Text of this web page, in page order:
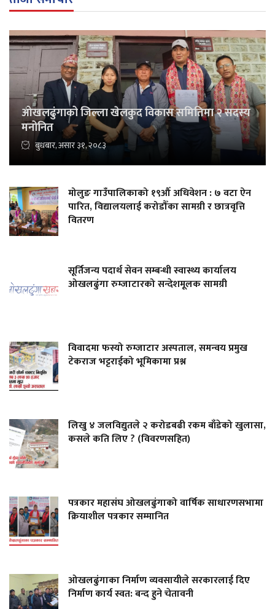
ओखलढुंगाको जिल्ला खेलकुद विकास समितिमा २ सदस्य
मनोनित
बुधबार, असार ३१, २०८३
मोलुङ गाउँपालिकाको १९औँ अधिवेशन : ७ वटा ऐन
पारित, विद्यालयलाई करोडौँका सामग्री र छात्रवृत्ति
वितरण
सूर्तिजन्य पदार्थ सेवन सम्बन्धी स्वास्थ्य कार्यालय
ओखलढुंगा रुम्जाटारको सन्देशमूलक सामग्री
विवादमा फस्यो रुम्जाटार अस्पताल, समन्वय प्रमुख
टेकराज भट्टराईको भूमिकामा प्रश्न
लिखु ४ जलविद्युतले २ करोडबढी रकम बाँडेको खुलासा,
कसले कति लिए ? (विवरणसहित)
पत्रकार महासंघ ओखलढुंगाको वार्षिक साधारणसभामा
क्रियाशील पत्रकार सम्मानित
ओखलढुंगाका निर्माण व्यवसायीले सरकारलाई दिए
निर्माण कार्य स्वत: बन्द हुने चेतावनी